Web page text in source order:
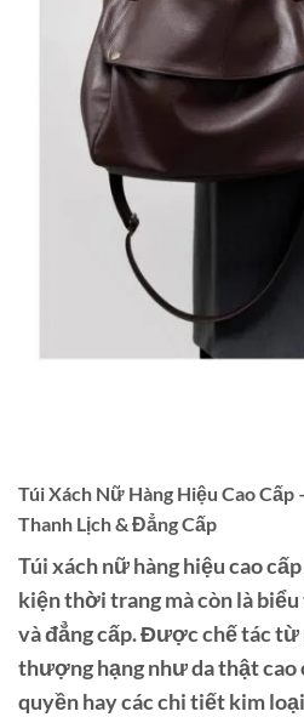
Túi Xách Nữ Hàng Hiệu Cao
Thanh Lịch & Đẳng Cấp
Túi xách nữ hàng hiệu cao
kiện thời trang mà còn là
và đẳng cấp. Được chế tác
thượng hạng như da thật cao
quyền hay các chi tiết kim